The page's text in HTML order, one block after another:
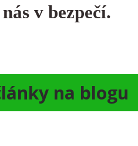
v bezpečí.
na blogu